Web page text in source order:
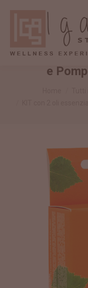
KIT con 2 oli
e